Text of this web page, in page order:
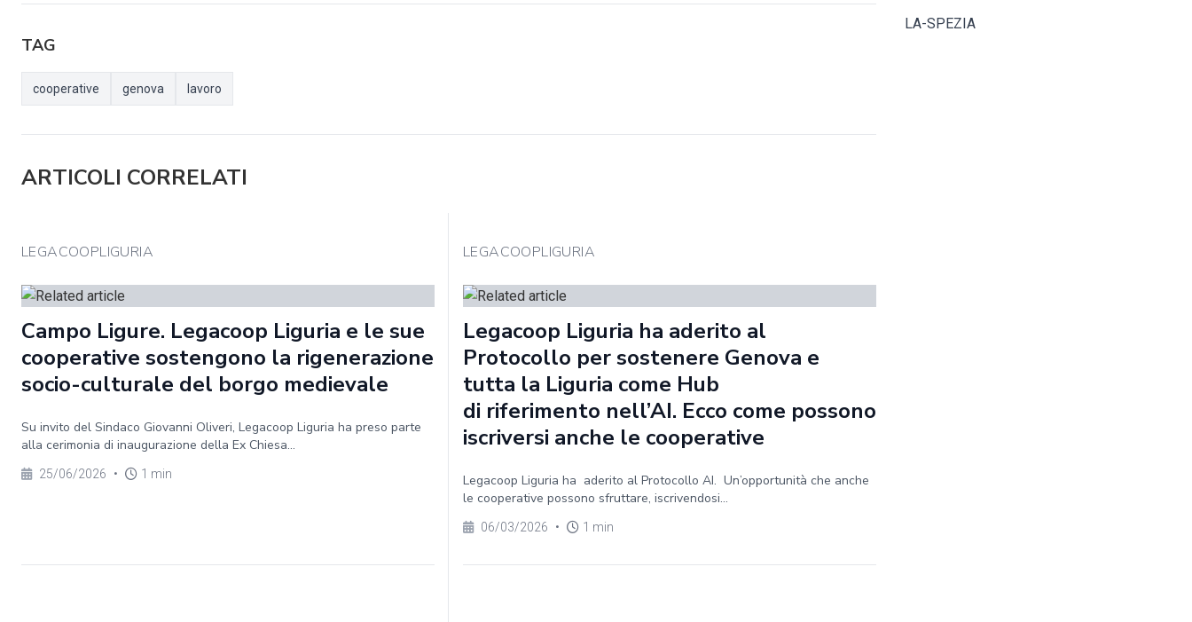
TAG
cooperative genova lavoro
ARTICOLI CORRELATI
LEGACOOPLIGURIA
Campo Ligure. Legacoop Liguria e le sue
cooperative sostengono la rigenerazione
socio-culturale del borgo medievale
Su invito del Sindaco Giovanni Oliveri, Legacoop Liguria ha preso parte
alla cerimonia di inaugurazione della Ex Chiesa...
25/06/2026 • 1 min
LEGACOOPLIGURIA
Legacoop Liguria ha aderito al
Protocollo per sostenere Genova e
tutta la Liguria come Hub
di riferimento nell’AI. Ecco come possono
iscriversi anche le cooperative
Legacoop Liguria ha aderito al Protocollo AI. Un’opportunità che anche
le cooperative possono sfruttare, iscrivendosi...
06/03/2026 • 1 min
LA-SPEZIA